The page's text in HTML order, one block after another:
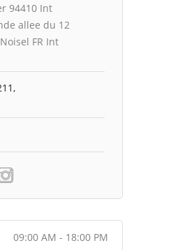
94410 Int
allee du 12
FR Int
09:00 AM - 18:00 PM